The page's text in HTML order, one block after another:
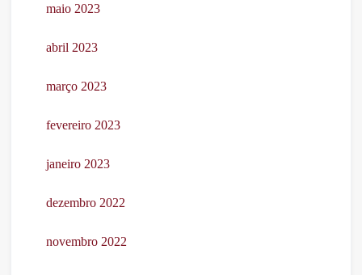
maio 2023
abril 2023
março 2023
fevereiro 2023
janeiro 2023
dezembro 2022
novembro 2022